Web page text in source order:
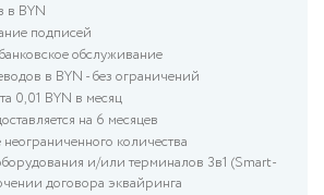
в BYN
подписей
обслуживание
в BYN - без ограничений
0,01 BYN в месяц
на 6 месяцев
количества
и/или терминалов 3в1 (Smart-
договора эквайринга